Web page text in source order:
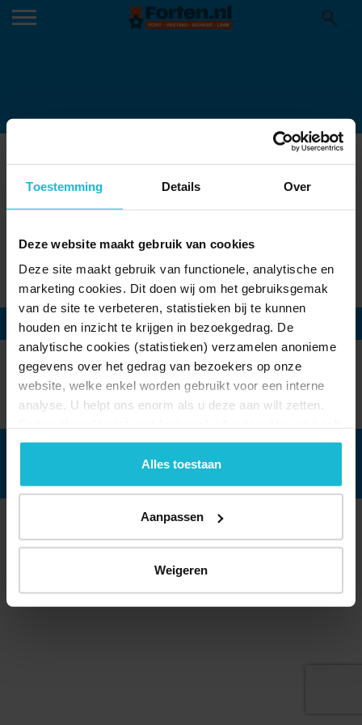
Toestemming Details Over
Deze website maakt gebruik van cookies
Deze site maakt gebruik van functionele, analytische en
marketing cookies. Dit doen wij om het gebruiksgemak
van de site te verbeteren, statistieken bij te kunnen
houden en inzicht te krijgen in bezoekgedrag. De
analytische cookies (statistieken) verzamelen anonieme
gegevens over het gedrag van bezoekers op onze
website, welke enkel worden gebruikt voor een interne
analyse. U helpt ons enorm als u deze aan wilt zetten.
geen commerciële doelstelling. U kunt deze cookies via
de knoppen accepteren, beheren of weigeren.
Alles toestaan
Aanpassen
Weigeren
ONLINE
Over ons
Disclaimer
Contact